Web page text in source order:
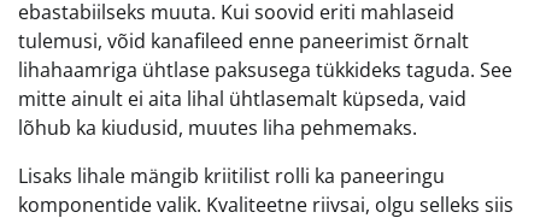
ebastabiilseks muuta. Kui soovid eriti mahlaseid
tulemusi, võid kanafileed enne paneerimist õrnalt
lihahaamriga ühtlase paksusega tükkideks taguda. See
mitte ainult ei aita lihal ühtlasemalt küpseda, vaid
lõhub ka kiudusid, muutes liha pehmemaks.
Lisaks lihale mängib kriitilist rolli ka paneeringu
komponentide valik. Kvaliteetne riivsai, olgu selleks siis